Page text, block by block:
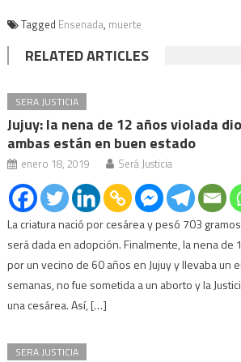
Tagged Ensenada, muerte
RELATED ARTICLES
SERA JUSTICIA
Jujuy: la nena de 12 años violada
ambas están en buen estado
enero 18, 2019 Será Justicia
La criatura nació por cesárea y pesó 703
será dada en adopción. Finalmente, la nena de
por un vecino de 60 años en Jujuy y llevaba un
semanas, no fue sometida a un aborto y la
una cesárea. Así, […]
SERA JUSTICIA